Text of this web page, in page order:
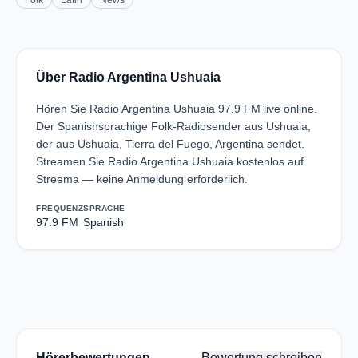
Über Radio Argentina Ushuaia
Hören Sie Radio Argentina Ushuaia 97.9 FM live online.
Der Spanishsprachige Folk-Radiosender aus Ushuaia,
der aus Ushuaia, Tierra del Fuego, Argentina sendet.
Streamen Sie Radio Argentina Ushuaia kostenlos auf
Streema — keine Anmeldung erforderlich.
FREQUENZ
97.9 FM
SPRACHE
Spanish